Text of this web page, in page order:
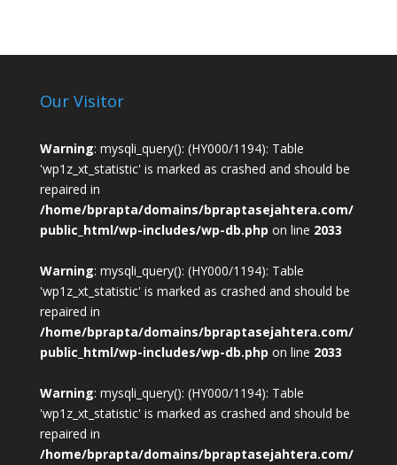
Our Visitor
Warning: mysqli_query(): (HY000/1194): Table
'wp1z_xt_statistic' is marked as crashed and should be
repaired in
/home/bprapta/domains/bpraptasejahtera.com/
public_html/wp-includes/wp-db.php on line 2033
Warning: mysqli_query(): (HY000/1194): Table
'wp1z_xt_statistic' is marked as crashed and should be
repaired in
/home/bprapta/domains/bpraptasejahtera.com/
public_html/wp-includes/wp-db.php on line 2033
Warning: mysqli_query(): (HY000/1194): Table
'wp1z_xt_statistic' is marked as crashed and should be
repaired in
/home/bprapta/domains/bpraptasejahtera.com/